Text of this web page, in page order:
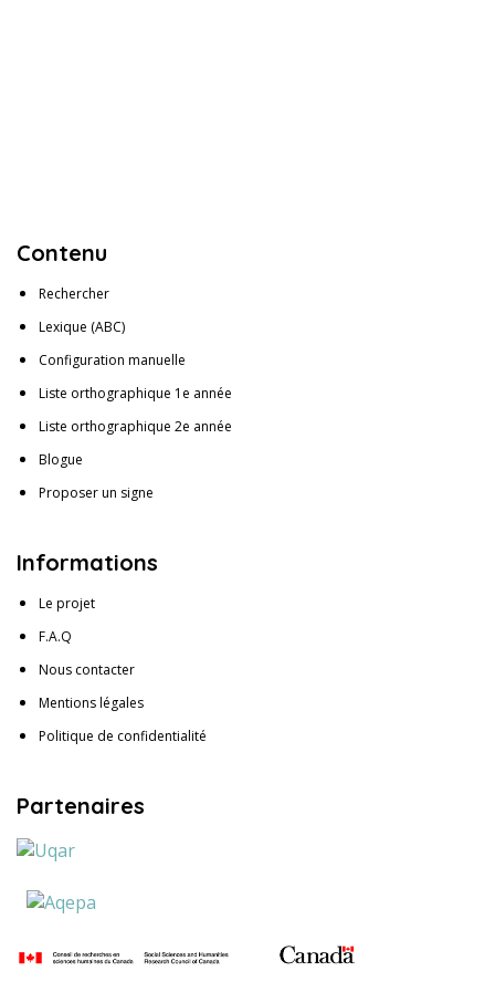
Contenu
Rechercher
Lexique (ABC)
Configuration manuelle
Liste orthographique 1e année
Liste orthographique 2e année
Blogue
Proposer un signe
Informations
Le projet
F.A.Q
Nous contacter
Mentions légales
Politique de confidentialité
Partenaires